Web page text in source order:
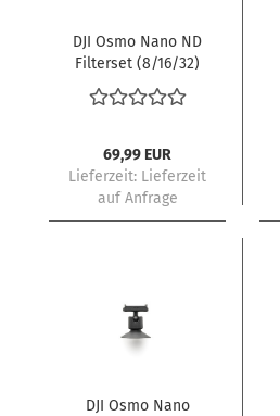
DJI Osmo Nano ND
Filterset (8/16/32)
69,99 EUR
Lieferzeit: Lieferzeit
auf Anfrage
DJI Osmo Nano